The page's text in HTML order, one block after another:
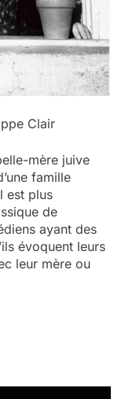
Clair
mère juive
famille
est plus
de
ayant des
évoquent leurs
leur mère ou